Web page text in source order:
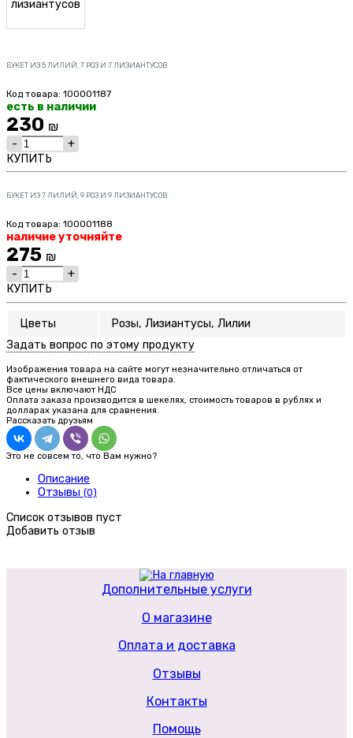
БУКЕТ ИЗ 5 ЛИЛИЙ, 7 РОЗ И 7 ЛИЗИАНТУСОВ
Код товара: 100001187
есть в наличии
230 ₪
-
+
КУПИТЬ
БУКЕТ ИЗ 7 ЛИЛИЙ, 9 РОЗ И 9 ЛИЗИАНТУСОВ
Код товара: 100001188
наличие уточняйте
275 ₪
-
+
КУПИТЬ
Цветы
Розы, Лизиантусы, Лилии
Задать вопрос по этому продукту
Изображения товара на сайте могут незначительно отличаться от
фактического внешнего вида товара.
Все цены включают НДС
Оплата заказа производится в шекелях, стоимость товаров в рублях и
долларах указана для сравнения.
Рассказать друзьям
Это не совсем то, что Вам нужно?
Описание
Отзывы (0)
Список отзывов пуст
Добавить отзыв
Дополнительные услуги
О магазине
Оплата и доставка
Отзывы
Контакты
Помощь